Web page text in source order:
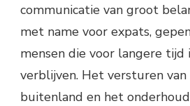
communicatie van groot
met name voor expats,
mensen die voor langere tijd
verblijven. Het versturen
buitenland en het